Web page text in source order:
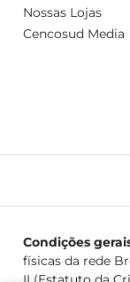
Nossas Lojas
Cencosud Media
Condições
físicas da rede